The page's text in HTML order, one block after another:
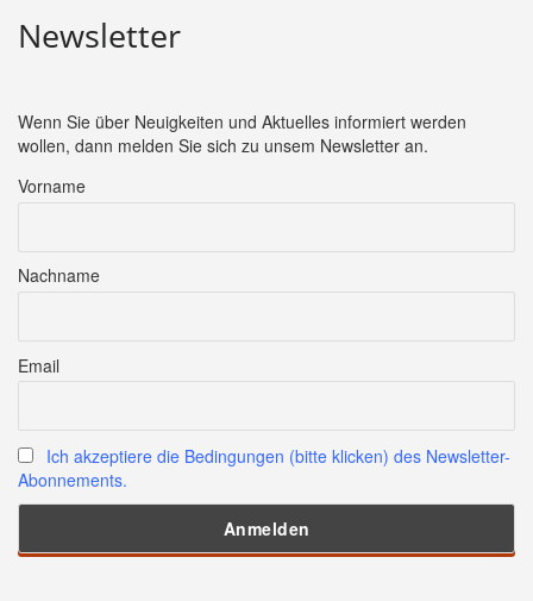
Newsletter
Wenn Sie über Neuigkeiten und Aktuelles informiert werden
wollen, dann melden Sie sich zu unsem Newsletter an.
Vorname
Nachname
Email
Ich akzeptiere die Bedingungen (bitte klicken) des Newsletter-
Abonnements.